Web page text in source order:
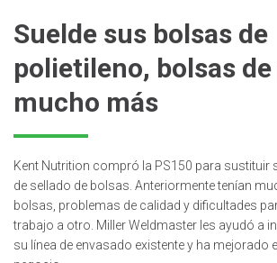
Suelde sus bolsas de
polietileno, bolsas de
mucho más
Kent Nutrition compró la PS150 para sustituir
de sellado de bolsas. Anteriormente tenían
bolsas, problemas de calidad y dificultades
trabajo a otro. Miller Weldmaster les ayudó a
su línea de envasado existente y ha mejorado